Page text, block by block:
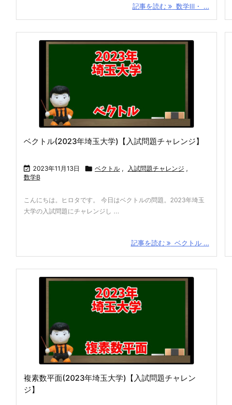
記事を読む 数学Ⅲ・ ...
ベクトル(2023年埼玉大学)【入試問題チャレンジ】
 2023年11月13日  ベクトル , 入試問題チャレンジ ,
数学B
こんにちは。ヒロタです。 今日はベクトルの問題。2023年埼玉
大学の入試問題にチャレンジし ...
記事を読む ベクトル ...
複素数平面(2023年埼玉大学)【入試問題チャレン
ジ】